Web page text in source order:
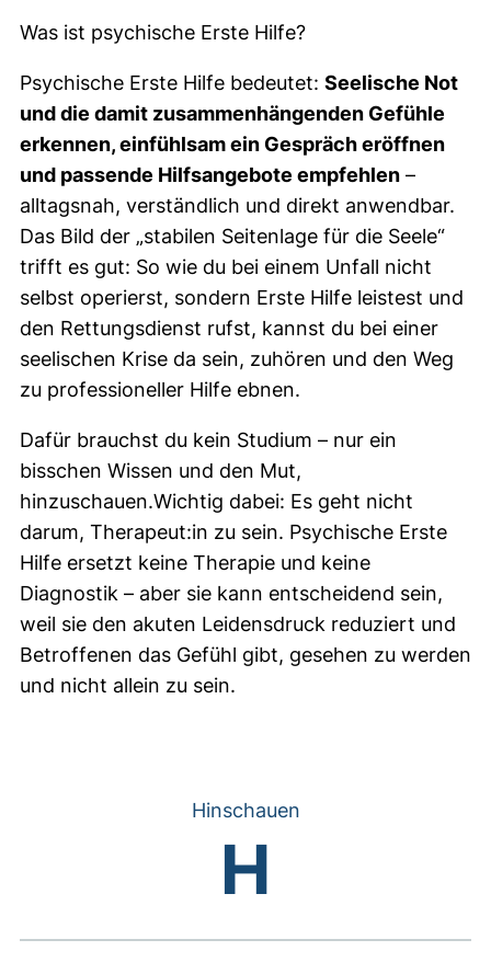
Was ist psychische Erste Hilfe?
Psychische Erste Hilfe bedeutet: Seelische Not
und die damit zusammenhängenden Gefühle
erkennen, einfühlsam ein Gespräch eröffnen
und passende Hilfsangebote empfehlen –
alltagsnah, verständlich und direkt anwendbar.
Das Bild der „stabilen Seitenlage für die Seele“
trifft es gut: So wie du bei einem Unfall nicht
selbst operierst, sondern Erste Hilfe leistest und
den Rettungsdienst rufst, kannst du bei einer
seelischen Krise da sein, zuhören und den Weg
zu professioneller Hilfe ebnen.
Dafür brauchst du kein Studium – nur ein
bisschen Wissen und den Mut,
hinzuschauen.Wichtig dabei: Es geht nicht
darum, Therapeut:in zu sein. Psychische Erste
Hilfe ersetzt keine Therapie und keine
Diagnostik – aber sie kann entscheidend sein,
weil sie den akuten Leidensdruck reduziert und
Betroffenen das Gefühl gibt, gesehen zu werden
und nicht allein zu sein.
Hinschauen
H